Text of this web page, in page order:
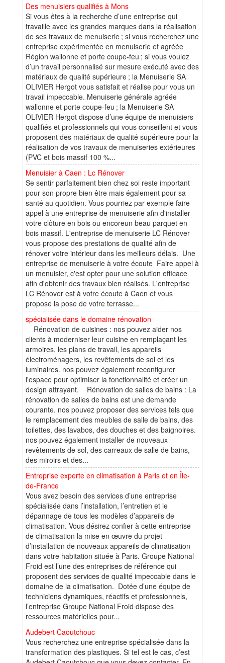
Des menuisiers qualifiés à Mons
Si vous êtes à la recherche d’une entreprise qui
travaille avec les grandes marques dans la réalisation
de ses travaux de menuiserie ; si vous recherchez une
entreprise expérimentée en menuiserie et agréée
Région wallonne et porte coupe-feu ; si vous voulez
d’un travail personnalisé sur mesure exécuté avec des
matériaux de qualité supérieure ; la Menuiserie SA
OLIVIER Hergot vous satisfait et réalise pour vous un
travail impeccable. Menuiserie générale agréée
wallonne et porte coupe-feu ; la Menuiserie SA
OLIVIER Hergot dispose d’une équipe de menuisiers
qualifiés et professionnels qui vous conseillent et vous
proposent des matériaux de qualité supérieure pour la
réalisation de vos travaux de menuiseries extérieures
(PVC et bois massif 100 %...
Menuisier à Caen : Lc Rénover
Se sentir parfaitement bien chez soi reste important
pour son propre bien être mais également pour sa
santé au quotidien. Vous pourriez par exemple faire
appel à une entreprise de menuiserie afin d'installer
votre clôture en bois ou encoreun beau parquet en
bois massif. L'entreprise de menuiserie LC Rénover
vous propose des prestations de qualité afin de
rénover votre intérieur dans les meilleurs délais. Une
entreprise de menuiserie à votre écoute Faire appel à
un menuisier, c'est opter pour une solution efficace
afin d'obtenir des travaux bien réalisés. L'entreprise
LC Rénover est à votre écoute à Caen et vous
propose la pose de votre terrasse...
spécialisée dans le domaine rénovation
Rénovation de cuisines : nos pouvez aider nos
clients à moderniser leur cuisine en remplaçant les
armoires, les plans de travail, les appareils
électroménagers, les revêtements de sol et les
luminaires. nos pouvez également reconfigurer
l'espace pour optimiser la fonctionnalité et créer un
design attrayant. Rénovation de salles de bains : La
rénovation de salles de bains est une demande
courante. nos pouvez proposer des services tels que
le remplacement des meubles de salle de bains, des
toilettes, des lavabos, des douches et des baignoires.
nos pouvez également installer de nouveaux
revêtements de sol, des carreaux de salle de bains,
des miroirs et des...
Entreprise experte en climatisation à Paris et en Île-
de-France
Vous avez besoin des services d’une entreprise
spécialisée dans l’installation, l’entretien et le
dépannage de tous les modèles d’appareils de
climatisation. Vous désirez confier à cette entreprise
de climatisation la mise en œuvre du projet
d’installation de nouveaux appareils de climatisation
dans votre habitation située à Paris. Groupe National
Froid est l’une des entreprises de référence qui
proposent des services de qualité impeccable dans le
domaine de la climatisation. Dotée d’une équipe de
techniciens dynamiques, réactifs et professionnels,
l’entreprise Groupe National Froid dispose des
ressources matérielles pour...
Audebert Caoutchouc
Vous recherchez une entreprise spécialisée dans la
transformation des plastiques. Si tel est le cas, c’est